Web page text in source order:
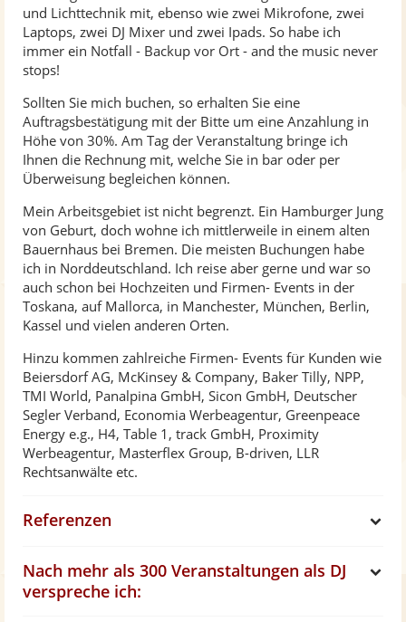
und Lichttechnik mit, ebenso wie zwei Mikrofone, zwei
Laptops, zwei DJ Mixer und zwei Ipads. So habe ich
immer ein Notfall - Backup vor Ort - and the music never
stops!
Sollten Sie mich buchen, so erhalten Sie eine
Auftragsbestätigung mit der Bitte um eine Anzahlung in
Höhe von 30%. Am Tag der Veranstaltung bringe ich
Ihnen die Rechnung mit, welche Sie in bar oder per
Überweisung begleichen können.
Mein Arbeitsgebiet ist nicht begrenzt. Ein Hamburger Jung
von Geburt, doch wohne ich mittlerweile in einem alten
Bauernhaus bei Bremen. Die meisten Buchungen habe
ich in Norddeutschland. Ich reise aber gerne und war so
auch schon bei Hochzeiten und Firmen- Events in der
Toskana, auf Mallorca, in Manchester, München, Berlin,
Kassel und vielen anderen Orten.
Hinzu kommen zahlreiche Firmen- Events für Kunden wie
Beiersdorf AG, McKinsey & Company, Baker Tilly, NPP,
TMI World, Panalpina GmbH, Sicon GmbH, Deutscher
Segler Verband, Economia Werbeagentur, Greenpeace
Energy e.g., H4, Table 1, track GmbH, Proximity
Werbeagentur, Masterflex Group, B-driven, LLR
Rechtsanwälte etc.
Referenzen
Nach mehr als 300 Veranstaltungen als DJ
verspreche ich: